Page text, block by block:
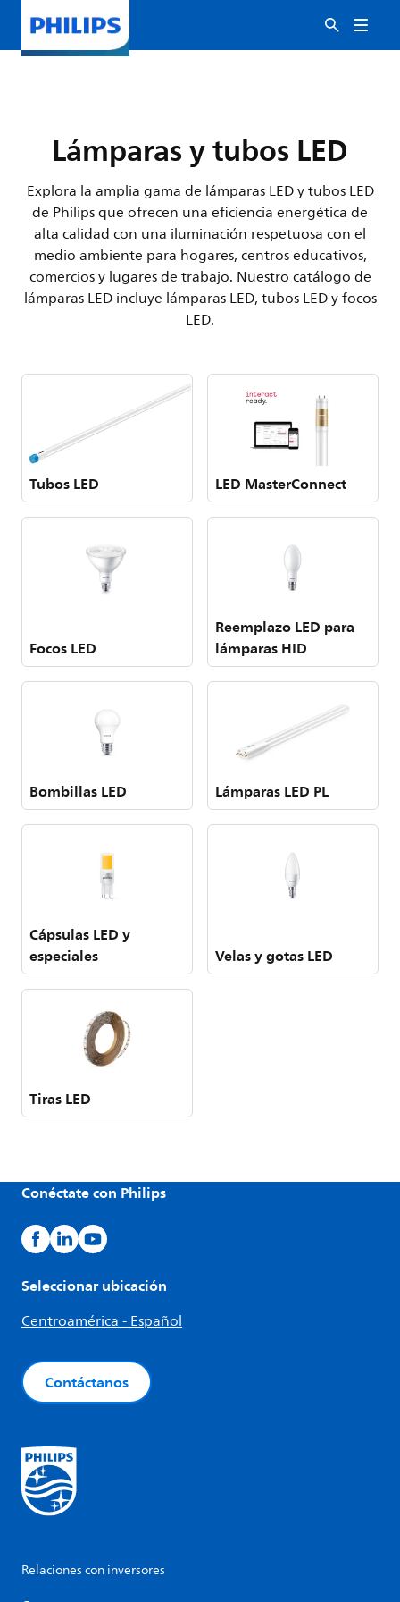
Lámparas y tubos LED
Explora la amplia gama de lámparas LED y tubos LED
de Philips que ofrecen una eficiencia energética de
alta calidad con una iluminación respetuosa con el
medio ambiente para hogares, centros educativos,
comercios y lugares de trabajo. Nuestro catálogo de
lámparas LED incluye lámparas LED, tubos LED y focos
LED.
Tubos LED LED MasterConnect
Focos LED
Reemplazo LED para
lámparas HID
Bombillas LED Lámparas LED PL
Cápsulas LED y
especiales
Velas y gotas LED
Tiras LED
Conéctate con Philips
Seleccionar ubicación
Centroamérica - Español
Contáctanos
Relaciones con inversores